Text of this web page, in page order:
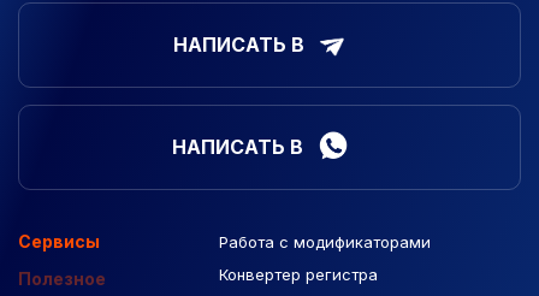
НАПИСАТЬ В
НАПИСАТЬ В
Сервисы
Полезное
Работа с модификаторами
Конвертер регистра
Подборка сайтов
Макеты Figma
Созданные сайты
Контекстная реклама